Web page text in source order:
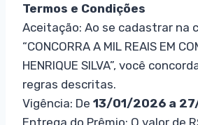
Termos e Condições
Aceitação: Ao se cadastrar na
“CONCORRA A MIL REAIS EM
HENRIQUE SILVA”, você
regras descritas.
Vigência: De 13/01/2026 a
Entrega do Prêmio: O valor de